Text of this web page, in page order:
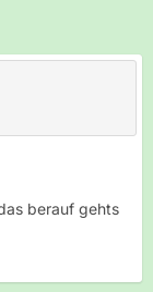
berauf gehts